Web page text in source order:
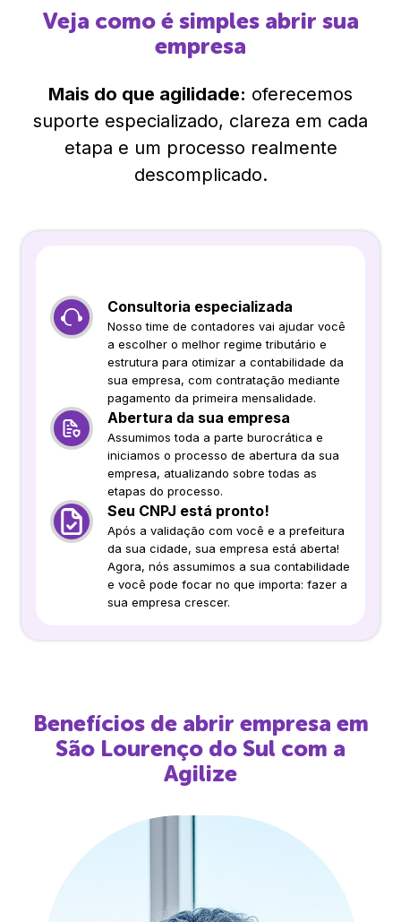
Veja como é simples abrir sua
empresa
Mais do que agilidade: oferecemos
suporte especializado, clareza em cada
etapa e um processo realmente
descomplicado.
Consultoria especializada
Nosso time de contadores vai ajudar você
a escolher o melhor regime tributário e
estrutura para otimizar a contabilidade da
sua empresa, com contratação mediante
pagamento da primeira mensalidade.
Abertura da sua empresa
Assumimos toda a parte burocrática e
iniciamos o processo de abertura da sua
empresa, atualizando sobre todas as
etapas do processo.
Seu CNPJ está pronto!
Após a validação com você e a prefeitura
da sua cidade, sua empresa está aberta!
Agora, nós assumimos a sua contabilidade
e você pode focar no que importa: fazer a
sua empresa crescer.
Benefícios de abrir empresa em
São Lourenço do Sul com a
Agilize